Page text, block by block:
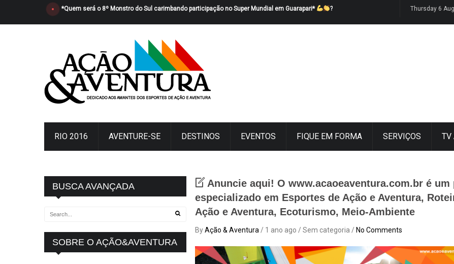
*Quem será o 8º Monstro do Sul carimbando participação no Super Mundial em Guarapari* ? Thursday 6
RIO 2016 AVENTURE-SE DESTINOS EVENTOS FIQUE EM FORMA SERVIÇOS TV
Anuncie aqui! O www.acaoeaventura.com.br é um
especializado em Esportes de Ação e Aventura,
Ação e Aventura, Ecoturismo, Meio-Ambiente
ByAção & Aventura / 1 ano ago / Sem categoria / No Comments
BUSCA AVANÇADA
SOBRE O AÇÃO&AVENTURA